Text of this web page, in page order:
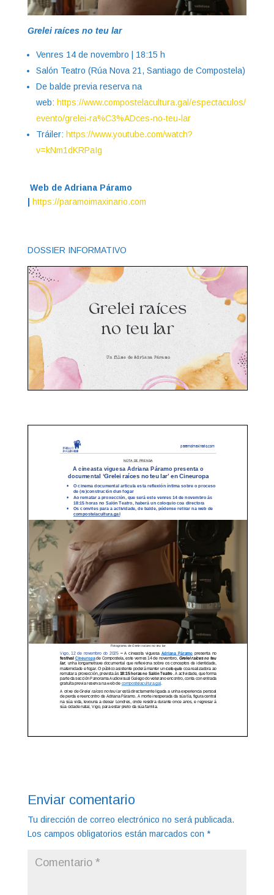
Grelei raíces no teu lar
Venres 14 de novembro | 18:15 h
Salón Teatro (Rúa Nova 21, Santiago de Compostela)
De balde previa reserva na
web: https://www.compostelacultura.gal/espectaculos/
evento/grelei-ra%C3%ADces-no-teu-lar
Tráiler: https://www.youtube.com/watch?
v=kNm1dKRPaIg
Web de Adriana Páramo
| https://paramoimaxinario.com
DOSSIER INFORMATIVO
Enviar comentario
Tu dirección de correo electrónico no será publicada.
Los campos obligatorios están marcados con *